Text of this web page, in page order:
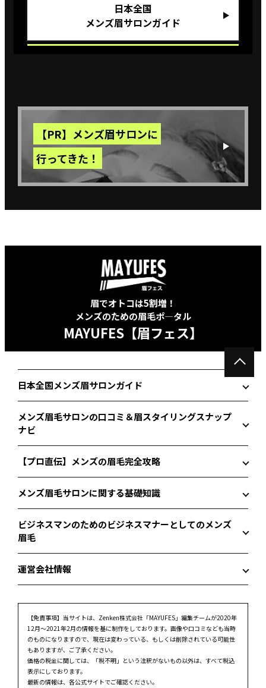
⽇本全国
メンズ眉サロンガイド
【PR】メンズ眉サロンに
行ってきた！
眉でオトコは5割増！
メンズのための眉毛ポ―タル
MAYUFES【眉フェス】
日本全国メンズ眉サロンガイド
メンズ眉毛サロンの口コミ＆眉スタイリングスナップ
ナビ
【プロ直伝】メンズの眉毛完全攻略
メンズ眉毛サロンに関する基礎知識
ビジネスマンのためのビジネスマナーとしてのメンズ
眉毛
運営会社情報
【免責事項】 当サイトは、Zenken株式会社「MAYUFES」編集チームが2020年
12月～2021年2月の情報を基に制作をしております。画像や口コミなども当時
のものになりますので、現在は変わっている、もしくは削除されている可能性
もありますが、ご了承ください。
価格の税金に関しては、「税不明」という注釈がないもの以外は、すべて税込
表示にしております。
最新の情報は、各公式サイトでご確認ください。